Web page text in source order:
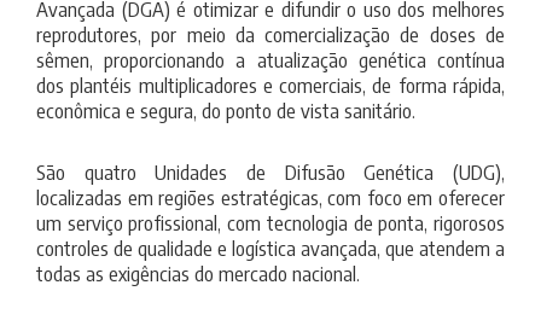
Avançada (DGA) é otimizar e difundir o uso dos melhores
reprodutores, por meio da comercialização de doses de
sêmen, proporcionando a atualização genética contínua
dos plantéis multiplicadores e comerciais, de forma rápida,
econômica e segura, do ponto de vista sanitário.
São quatro Unidades de Difusão Genética (UDG),
localizadas em regiões estratégicas, com foco em oferecer
um serviço profissional, com tecnologia de ponta, rigorosos
controles de qualidade e logística avançada, que atendem a
todas as exigências do mercado nacional.